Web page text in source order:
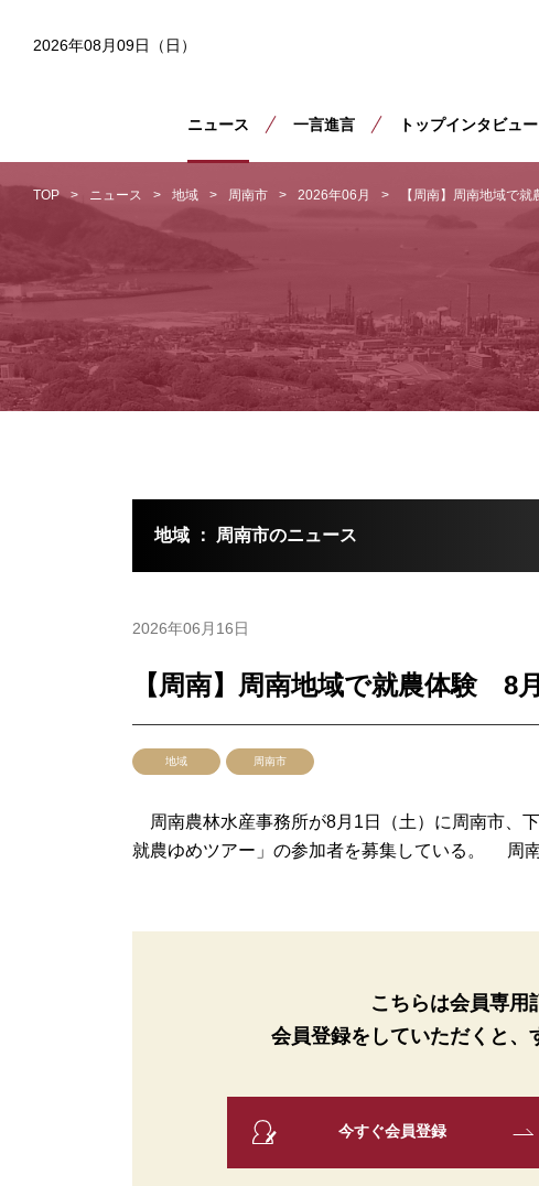
2026年08月09日（日）
ニュース 一言進言 トップインタビュー
TOP ニュース 地域 周南市 2026年06月 【周南】周南地域で
地域 ： 周南市のニュース
2026年06月16日
【周南】周南地域で就農体験 8
地域 周南市
周南農林水産事務所が8月1日（土）に周南市、
就農ゆめツアー」の参加者を募集している。 周
こちらは会員専用
会員登録をしていただくと、
今すぐ会員登録